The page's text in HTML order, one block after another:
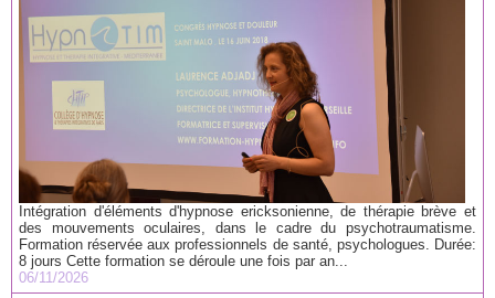
Intégration d'éléments d'hypnose ericksonienne, de thérapie brève et
des mouvements oculaires, dans le cadre du psychotraumatisme.
Formation réservée aux professionnels de santé, psychologues. Durée:
8 jours Cette formation se déroule une fois par an...
06/11/2026